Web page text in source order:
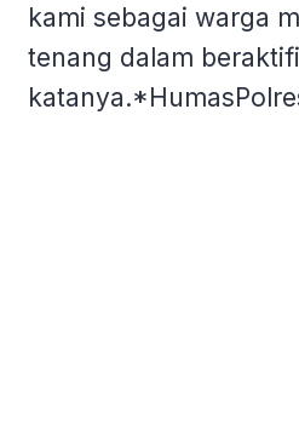
kami sebagai warga
tenang dalam